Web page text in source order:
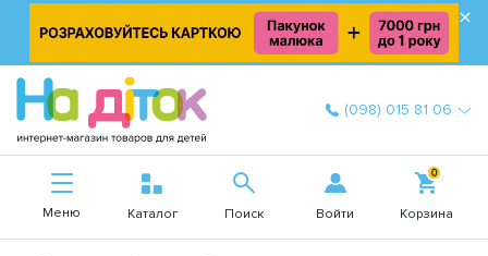
×
(098) 015 81 06
Меню Каталог Поиск Войти
0
Корзина